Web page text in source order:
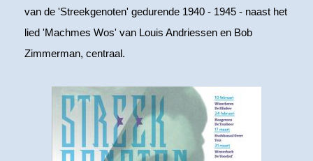
van de 'Streekgenoten' gedurende 1940 - 1945 - naast het
lied 'Machmes Wos' van Louis Andriessen en Bob
Zimmerman, centraal.